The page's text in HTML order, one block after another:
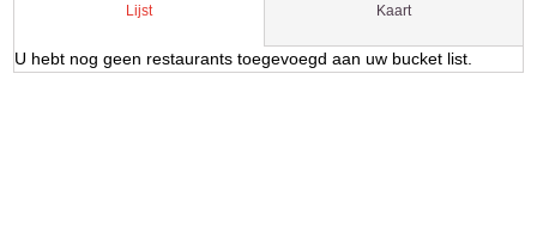
Lijst Kaart
U hebt nog geen restaurants toegevoegd aan uw bucket list.